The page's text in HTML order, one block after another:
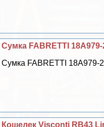
Сумка FABRETTI
Сумка FABRETTI 18A979-
Кошелек Visconti RB43